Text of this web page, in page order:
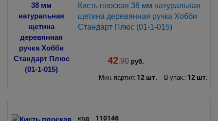
Кисть плоская 38 мм натуральная
щетина деревянная ручка Хобби
Стандарт Плюс (01-1-015)
42.90 руб.
Мин. партия: 12 шт. В упак.: 12 шт.
код 110146